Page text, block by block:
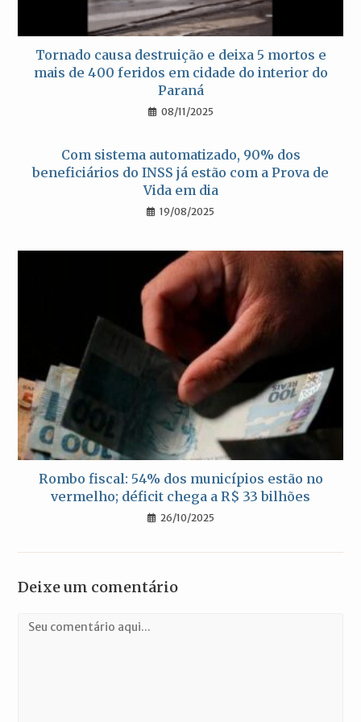
Tornado causa destruição e deixa 5 mortos e
mais de 400 feridos em cidade do interior do
Paraná
08/11/2025
Com sistema automatizado, 90% dos
beneficiários do INSS já estão com a Prova de
Vida em dia
19/08/2025
Rombo fiscal: 54% dos municípios estão no
vermelho; déficit chega a R$ 33 bilhões
26/10/2025
Deixe um comentário
Comentário